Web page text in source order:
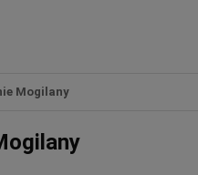
Mogilany